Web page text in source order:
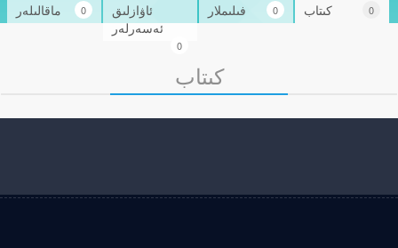
كىتاب 0 فىلىملار 0
ئاۋازلىق
ئەسەرلەر
0
ماقالىلەر 0
كىتاب